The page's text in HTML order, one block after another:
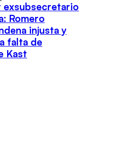
exsubsecretario
Romero
injusta y
falta de
Kast